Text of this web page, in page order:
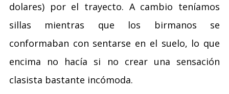
dolares) por el trayecto. A cambio teníamos
sillas mientras que los birmanos se
conformaban con sentarse en el suelo, lo que
encima no hacía si no crear una sensación
clasista bastante incómoda.